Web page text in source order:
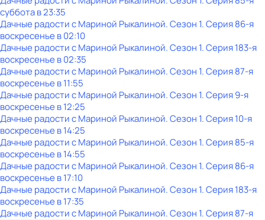
субботав23:35
Дачные радости с Мариной Рыкалиной. Сезон 1. Серия 86-я
воскресенье в02:10
Дачные радости с Мариной Рыкалиной. Сезон 1. Серия 183-я
воскресенье в02:35
Дачные радости с Мариной Рыкалиной. Сезон 1. Серия 87-я
воскресенье в11:55
Дачные радости с Мариной Рыкалиной. Сезон 1. Серия 9-я
воскресенье в12:25
Дачные радости с Мариной Рыкалиной. Сезон 1. Серия 10-я
воскресенье в14:25
Дачные радости с Мариной Рыкалиной. Сезон 1. Серия 85-я
воскресенье в14:55
Дачные радости с Мариной Рыкалиной. Сезон 1. Серия 86-я
воскресенье в17:10
Дачные радости с Мариной Рыкалиной. Сезон 1. Серия 183-я
воскресенье в17:35
Дачные радости с Мариной Рыкалиной. Сезон 1. Серия 87-я